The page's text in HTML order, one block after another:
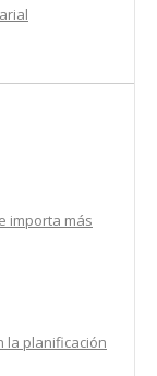
importa más
la planificación